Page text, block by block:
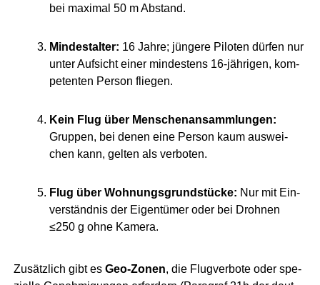
bei maxi­mal 50 m Abstand.
Min­dest­al­ter: 16 Jah­re; jün­ge­re Pilo­ten dür­fen nur
unter Auf­sicht einer min­des­tens 16-jäh­ri­gen, kom­
pe­ten­ten Per­son fliegen.
Kein Flug über Men­schen­an­samm­lun­gen:
Grup­pen, bei denen eine Per­son kaum aus­wei­
chen kann, gel­ten als verboten.
Flug über Woh­nungs­grund­stü­cke: Nur mit Ein­
ver­ständ­nis der Eigen­tü­mer oder bei Droh­nen
≤250 g ohne Kamera.
Zusätz­lich gibt es Geo-Zonen, die Flug­ver­bo­te oder spe­